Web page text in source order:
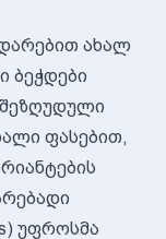
ახალ
ბეჭდები
ფასებით,
უფროსმა